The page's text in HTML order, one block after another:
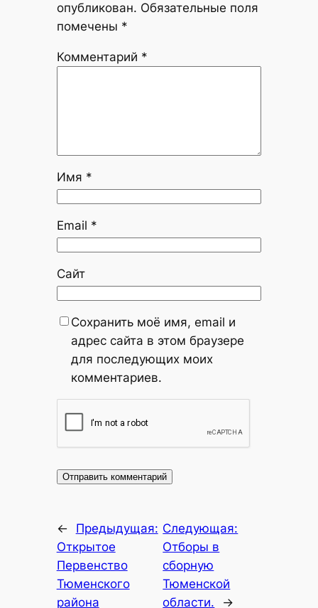
опубликован. Обязательные поля
помечены *
Комментарий *
Имя *
Email *
Сайт
Сохранить моё имя, email и
адрес сайта в этом браузере
для последующих моих
комментариев.
←
Предыдущая:
Открытое
Первенство
Тюменского
района
Следующая:
Отборы в
сборную
Тюменской
области.
→